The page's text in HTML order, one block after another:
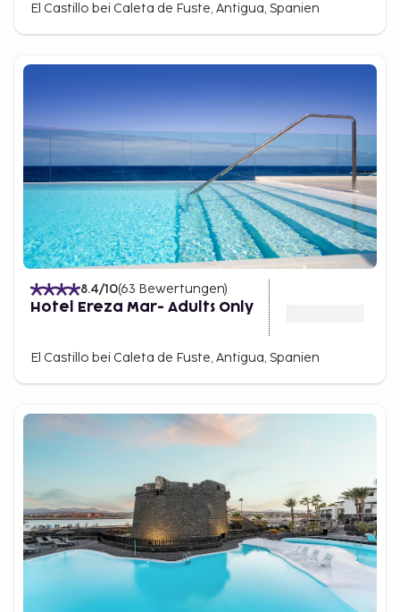
El Castillo bei Caleta de Fuste, Antigua, Spanien
8.4/10(63 Bewertungen)
Hotel Ereza Mar- Adults Only
El Castillo bei Caleta de Fuste, Antigua, Spanien